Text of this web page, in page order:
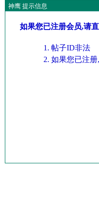
神鹰 提示信息
如果您已注册会员,请
帖子ID非法
如果您已注